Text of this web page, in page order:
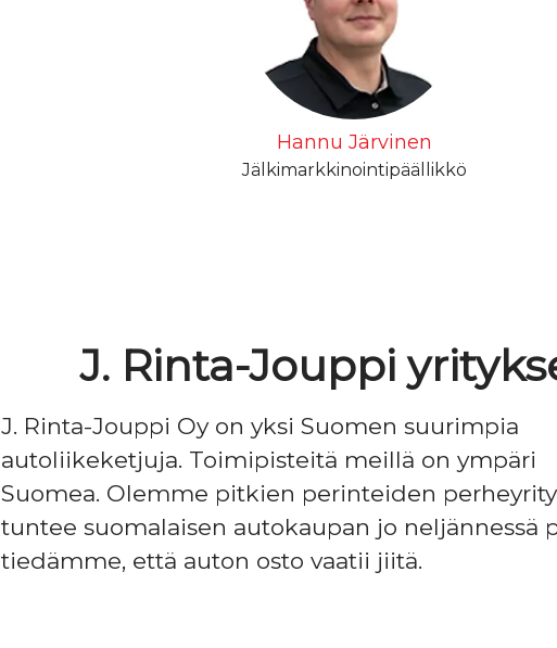
Hannu Järvinen
Jälkimarkkinointipäällikkö
J. Rinta-Jouppi
J. Rinta-Jouppi Oy on yksi Suomen suurimpia
autoliikeketjuja. Toimipisteitä meillä on ympäri
Suomea. Olemme pitkien perinteiden
tuntee suomalaisen autokaupan jo neljännessä
tiedämme, että auton osto vaatii jiitä.